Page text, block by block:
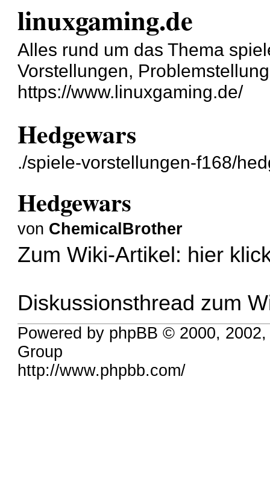
linuxgaming.de
Alles rund um das Thema
Vorstellungen,
https://www.linuxgaming.de/
Hedgewars
./spiele-vorstellungen-f168/
Hedgewars
von ChemicalBrother
Zum Wiki-Artikel: hier
Diskussionsthread zum
Powered by phpBB © 2000,
Group
http://www.phpbb.com/